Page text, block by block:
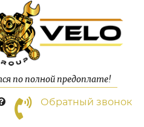
по полной предоплате!
Обратный звонок